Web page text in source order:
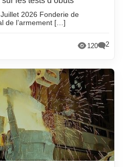
2026 Fonderie de
de l’armement […]
120 2